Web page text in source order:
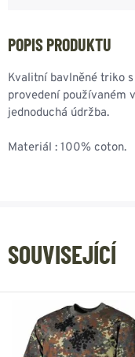
POPIS PRODUKTU
Kvalitní bavlněné triko
provedení používaném
jednoduchá údržba.
Materiál : 100% coton.
SOUVISEJÍCÍ